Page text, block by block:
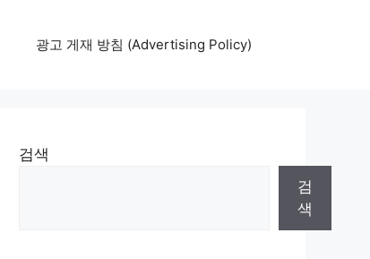
광고 게재 방침 (Advertising Policy)
검색
검
색